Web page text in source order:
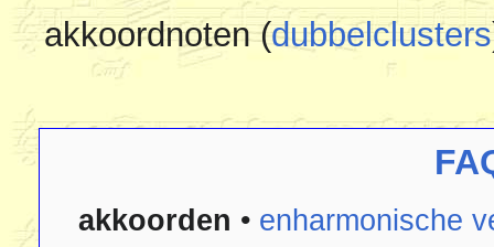
akkoordnoten (dubbelclusters
akkoorden • enharmonische